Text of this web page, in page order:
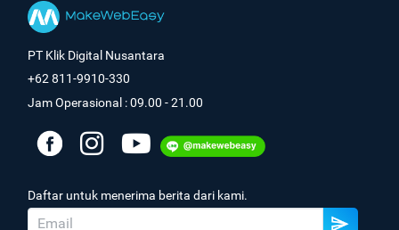
PT Klik Digital Nusantara
+62 811-9910-330
Jam Operasional : 09.00 - 21.00
Daftar untuk menerima berita dari kami.